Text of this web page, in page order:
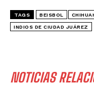
TAGS BEISBOL
INDIOS DE CIUDAD JUÁREZ
NOTICIAS